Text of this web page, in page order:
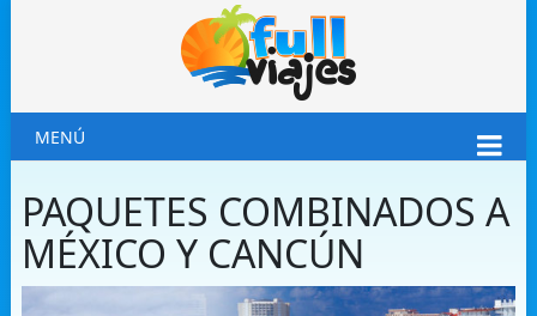
MENÚ
PAQUETES COMBINADOS A
MÉXICO Y CANCÚN